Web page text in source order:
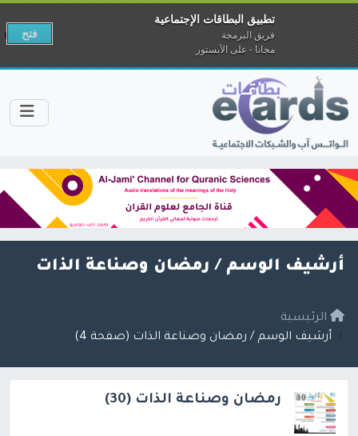
أرشيف الوسم / رمضان وصناعة الذات
الرئيسية
أرشيف الوسم / رمضان وصناعة الذات (صفحة 4)
رمضان وصناعة الذات (30)
تطبيق البطاقات الإجتماعية
فريق البرمجة
مجانا - على الآبستور
فتح